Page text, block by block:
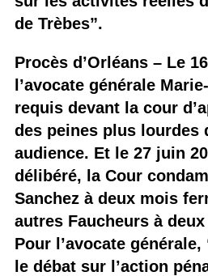
de Trèbes”.
Procès d’Orléans– Le
l’avocate générale
requis devant la cour
des peines plus lourdes
audience. Et le 27 juin
délibéré, la Cour
Sanchez à deux mois
autres Faucheurs à
Pour l’avocate
le débat sur l’action